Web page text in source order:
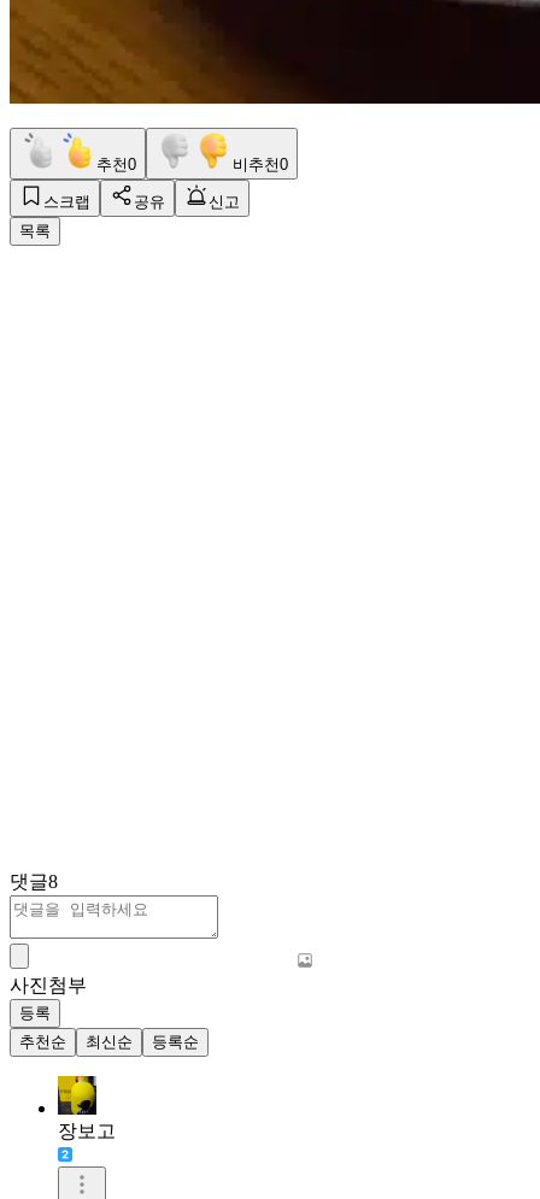
추천0 비추천0
스크랩 공유
신고
목록
댓글8
사진첨부
등록
추천순
최신순 등록순
장보고